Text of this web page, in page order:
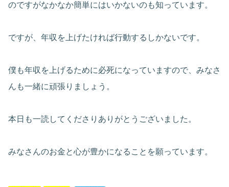
のですがなかなか簡単にはいかないのも知っています。
ですが、年収を上げたければ行動するしかないです。
僕も年収を上げるために必死になっていますので、みなさ
んも一緒に頑張りましょう。
本日も一読してくださりありがとうございました。
みなさんのお金と心が豊かになることを願っています。